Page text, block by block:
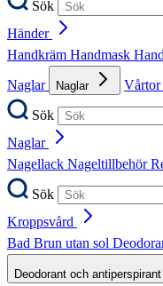
Sök
Händer
Handkräm Handmask
Naglar
Naglar Vårtor
Sök
Naglar
Nagellack Nageltillbehör
Sök
Kroppsvård
Bad Brun utan sol
Deodorant och antiperspirant